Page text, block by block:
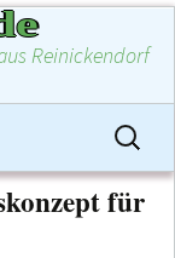
Reinickendorf
Suchen
nach:
für